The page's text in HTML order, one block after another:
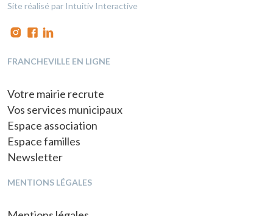
Site réalisé par Intuitiv Interactive
FRANCHEVILLE EN LIGNE
Votre mairie recrute
Vos services municipaux
Espace association
Espace familles
Newsletter
MENTIONS LÉGALES